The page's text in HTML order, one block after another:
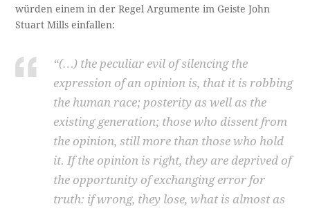
würden einem in der Regel Argumente im Geiste John
Stuart Mills einfallen:
“(…) the peculiar evil of silencing the
expression of an opinion is, that it is robbing
the human race; posterity as well as the
existing generation; those who dissent from
the opinion, still more than those who hold
it. If the opinion is right, they are deprived of
the opportunity of exchanging error for
truth: if wrong, they lose, what is almost as